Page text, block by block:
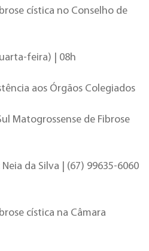
cística no Conselho de
feira) | 08h
aos Órgãos Colegiados
Matogrossense de Fibrose
Neia da Silva | (67) 99635-6060
cística na Câmara